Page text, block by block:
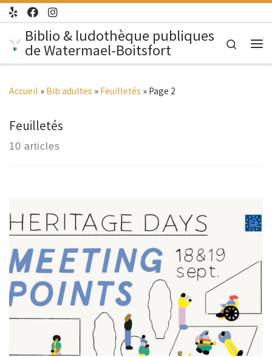
Passer au contenu
Biblio & ludothèque publiques
de Watermael-Boitsfort
Search
Accueil » Bib adultes » Feuilletés » Page 2
Feuilletés
10 articles
Suivant un fil inédit, un bibliothécaire propose un éventail
de livres (romans, documentaires, bd, livres d’artistes),
fraîchement imprimés ou épuisés, reconnus ou oubliés…
Dans le cadre des Journées du patrimoine, […]